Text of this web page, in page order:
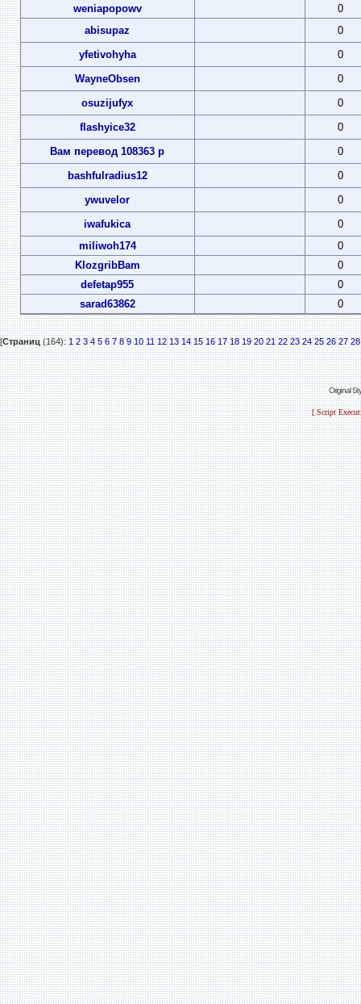
weniapopowv
0
abisupaz
0
yfetivohyha
0
WayneObsen
0
osuzijufyx
0
flashyice32
0
Вам перевод 108363 р
0
bashfulradius12
0
ywuvelor
0
iwafukica
0
miliwoh174
0
KlozgribBam
0
defetap955
0
sarad63862
0
[Страниц(164):1 2 3 4 5 6 7 8 9 10 11 12 13 14 15 16 17 18 19 20 21 22 23 24 25 26 27 28
Original
[ Script